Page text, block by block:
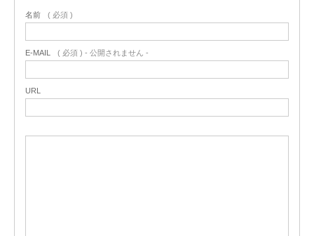
名前 ( 必須 )
E-MAIL ( 必須 ) - 公開されません -
URL